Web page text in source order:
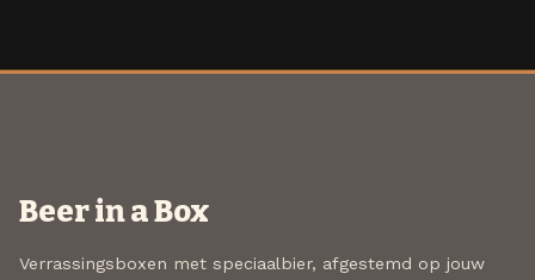
Beer in a Box
Verrassingsboxen met speciaalbier, afgestemd op jouw